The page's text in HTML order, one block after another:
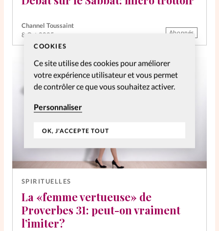
COOKIES
Ce site utilise des cookies pour améliorer
votre expérience utilisateur et vous permet
de contrôler ce que vous souhaitez activer.
Personnaliser
OK, J'ACCEPTE TOUT
Mon compte
Changement d'adresse
Nous contacter
Channel Toussaint
8 Oct 2025
Abonnés
SPIRITUELLES
La «femme vertueuse» de
Proverbes 31: peut-on vraiment
l’imiter?